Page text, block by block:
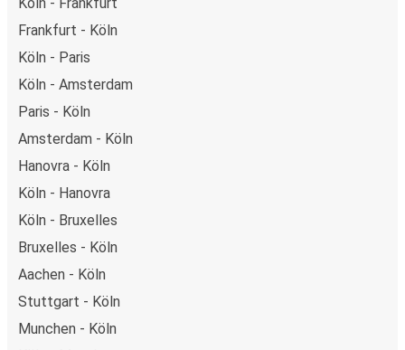
Frankfurt - Köln
Köln - Paris
Köln - Amsterdam
Paris - Köln
Amsterdam - Köln
Hanovra - Köln
Köln - Hanovra
Köln - Bruxelles
Bruxelles - Köln
Aachen - Köln
Stuttgart - Köln
Munchen - Köln